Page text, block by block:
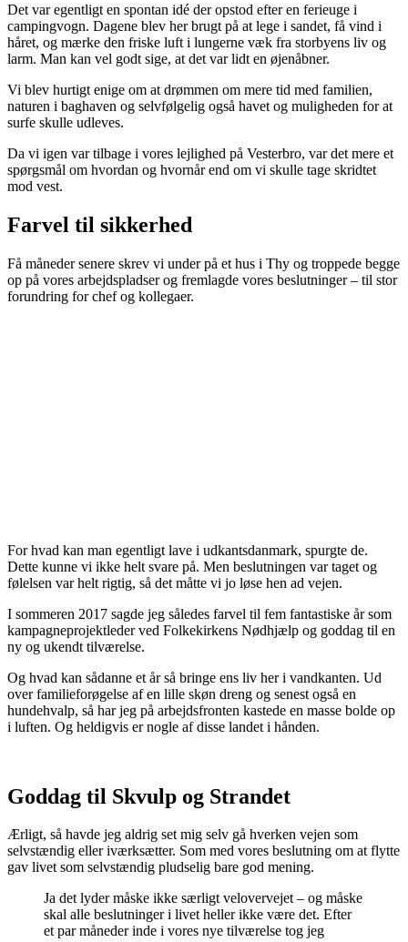
Det var egentligt en spontan idé der opstod efter en ferieuge i
campingvogn. Dagene blev her brugt på at lege i sandet, få vind i
håret, og mærke den friske luft i lungerne væk fra storbyens liv og
larm. Man kan vel godt sige, at det var lidt en øjenåbner.
Vi blev hurtigt enige om at drømmen om mere tid med familien,
naturen i baghaven og selvfølgelig også havet og muligheden for at
surfe skulle udleves.
Da vi igen var tilbage i vores lejlighed på Vesterbro, var det mere et
spørgsmål om hvordan og hvornår end om vi skulle tage skridtet
mod vest.
Farvel til sikkerhed
Få måneder senere skrev vi under på et hus i Thy og troppede begge
op på vores arbejdspladser og fremlagde vores beslutninger – til stor
forundring for chef og kollegaer.
For hvad kan man egentligt lave i udkantsdanmark, spurgte de.
Dette kunne vi ikke helt svare på. Men beslutningen var taget og
følelsen var helt rigtig, så det måtte vi jo løse hen ad vejen.
I sommeren 2017 sagde jeg således farvel til fem fantastiske år som
kampagneprojektleder ved Folkekirkens Nødhjælp og goddag til en
ny og ukendt tilværelse.
Og hvad kan sådanne et år så bringe ens liv her i vandkanten. Ud
over familieforøgelse af en lille skøn dreng og senest også en
hundehvalp, så har jeg på arbejdsfronten kastede en masse bolde op
i luften. Og heldigvis er nogle af disse landet i hånden.
Goddag til Skvulp og Strandet
Ærligt, så havde jeg aldrig set mig selv gå hverken vejen som
selvstændig eller iværksætter. Som med vores beslutning om at flytte
gav livet som selvstændig pludselig bare god mening.
Ja det lyder måske ikke særligt velovervejet – og måske
skal alle beslutninger i livet heller ikke være det. Efter
et par måneder inde i vores nye tilværelse tog jeg